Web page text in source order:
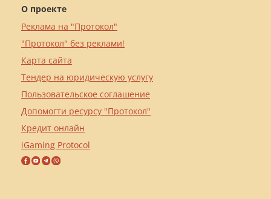
О проекте
Реклама на "Протокол"
"Протокол" без реклами!
Карта сайта
Тендер на юридическую услугу
Пользовательское соглашение
Допомогти ресурсу "Протокол"
Кредит онлайн
iGaming Protocol